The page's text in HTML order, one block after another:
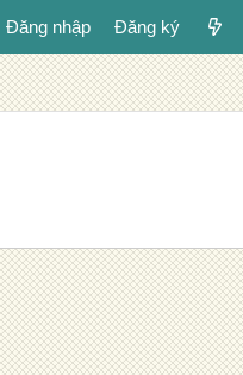
Đăng nhập Đăng ký